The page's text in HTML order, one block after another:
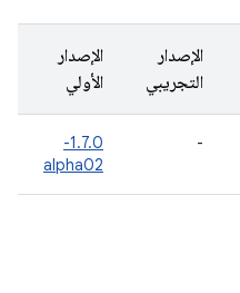
الإصدار
التجريبي
الإصدار
الأولي
-
‫1.7.0-
alpha02